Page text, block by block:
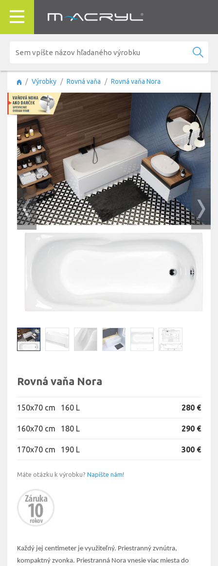
Výrobky Rovná vaňa Rovná vaňa Nora
Rovná vaňa Nora
150x70 cm 160 L 280 €
160x70 cm 180 L 290 €
170x70 cm 190 L 300 €
Máte otázku k výrobku? Napíšte nám!
Každý jej centimeter je využiteľný. Priestranný zvnútra,
kompaktný zvonka. Priestranná Nora vnesie viac miesta do